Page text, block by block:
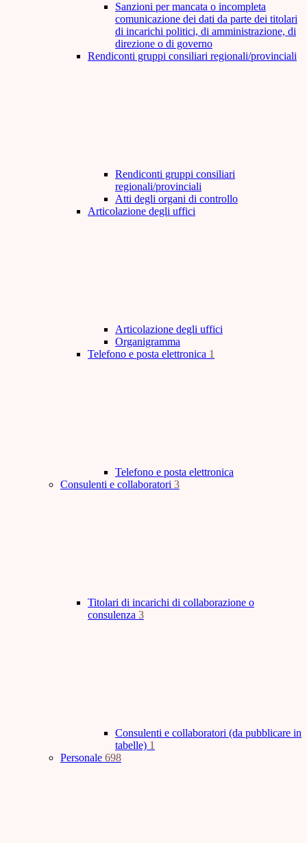
Sanzioni per mancata o incompleta
comunicazione dei dati da parte dei titolari
di incarichi politici, di amministrazione, di
direzione o di governo
Rendiconti gruppi consiliari regionali/provinciali
Rendiconti gruppi consiliari
regionali/provinciali
Atti degli organi di controllo
Articolazione degli uffici
Articolazione degli uffici
Organigramma
Telefono e posta elettronica 1
Telefono e posta elettronica
Consulenti e collaboratori 3
Titolari di incarichi di collaborazione o
consulenza 3
Consulenti e collaboratori (da pubblicare in
tabelle) 1
Personale 698